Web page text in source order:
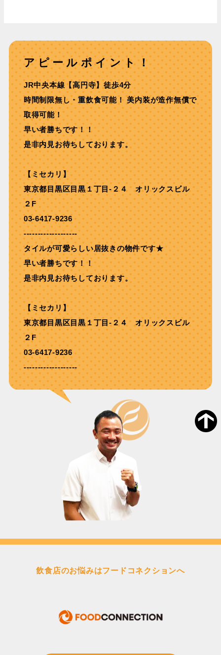
アピールポイント！
JR中央本線【⾼円寺】徒歩4分
時間制限無し・重飲⾷可能！ 美内装が造作無償で
取得可能！
早い者勝ちです！！
是非内見お待ちしております。
【ミセカリ】
東京都目黒区目黒１丁目-２４ オリックスビル
２F
03-6417-9236
-------------------
タイルが可愛らしい居抜きの物件です★
早い者勝ちです！！
是非内見お待ちしております。
【ミセカリ】
東京都目黒区目黒１丁目-２４ オリックスビル
２F
03-6417-9236
-------------------
飲食店のお悩みはフードコネクションへ